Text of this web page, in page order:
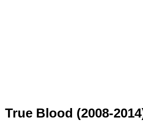
True Blood (2008-